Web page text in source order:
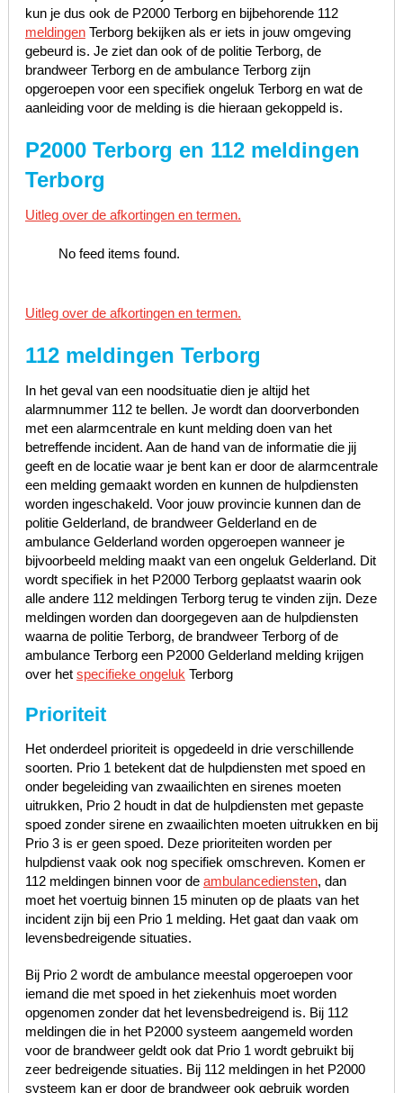
kun je dus ook de P2000 Terborg en bijbehorende 112
meldingenTerborg bekijken als er iets in jouw omgeving
gebeurd is. Je ziet dan ook of de politie Terborg, de
brandweer Terborg en de ambulance Terborg zijn
opgeroepen voor een specifiek ongeluk Terborg en wat de
aanleiding voor de melding is die hieraan gekoppeld is.
P2000 Terborg en 112 meldingen
Terborg
Uitleg over de afkortingen en termen.
No feed items found.
Uitleg over de afkortingen en termen.
112 meldingen Terborg
In het geval van een noodsituatie dien je altijd het
alarmnummer 112 te bellen. Je wordt dan doorverbonden
met een alarmcentrale en kunt melding doen van het
betreffende incident. Aan de hand van de informatie die jij
geeft en de locatie waar je bent kan er door de alarmcentrale
een melding gemaakt worden en kunnen de hulpdiensten
worden ingeschakeld. Voor jouw provincie kunnen dan de
politie Gelderland, de brandweer Gelderland en de
ambulance Gelderland worden opgeroepen wanneer je
bijvoorbeeld melding maakt van een ongeluk Gelderland. Dit
wordt specifiek in het P2000 Terborg geplaatst waarin ook
alle andere 112 meldingen Terborg terug te vinden zijn. Deze
meldingen worden dan doorgegeven aan de hulpdiensten
waarna de politie Terborg, de brandweer Terborg of de
ambulance Terborg een P2000 Gelderland melding krijgen
over het specifieke ongeluk Terborg
Prioriteit
Het onderdeel prioriteit is opgedeeld in drie verschillende
soorten. Prio 1 betekent dat de hulpdiensten met spoed en
onder begeleiding van zwaailichten en sirenes moeten
uitrukken, Prio 2 houdt in dat de hulpdiensten met gepaste
spoed zonder sirene en zwaailichten moeten uitrukken en bij
Prio 3 is er geen spoed. Deze prioriteiten worden per
hulpdienst vaak ook nog specifiek omschreven. Komen er
112 meldingen binnen voor de ambulancediensten, dan
moet het voertuig binnen 15 minuten op de plaats van het
incident zijn bij een Prio 1 melding. Het gaat dan vaak om
levensbedreigende situaties.
Bij Prio 2 wordt de ambulance meestal opgeroepen voor
iemand die met spoed in het ziekenhuis moet worden
opgenomen zonder dat het levensbedreigend is. Bij 112
meldingen die in het P2000 systeem aangemeld worden
voor de brandweer geldt ook dat Prio 1 wordt gebruikt bij
zeer bedreigende situaties. Bij 112 meldingen in het P2000
systeem kan er door de brandweer ook gebruik worden